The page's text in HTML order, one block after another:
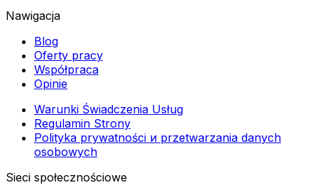
Nawigacja
Blog
Oferty pracy
Współpraca
Opinie
Warunki Świadczenia Usług
Regulamin Strony
Polityka prywatności и przetwarzania danych
osobowych
Sieci społecznościowe